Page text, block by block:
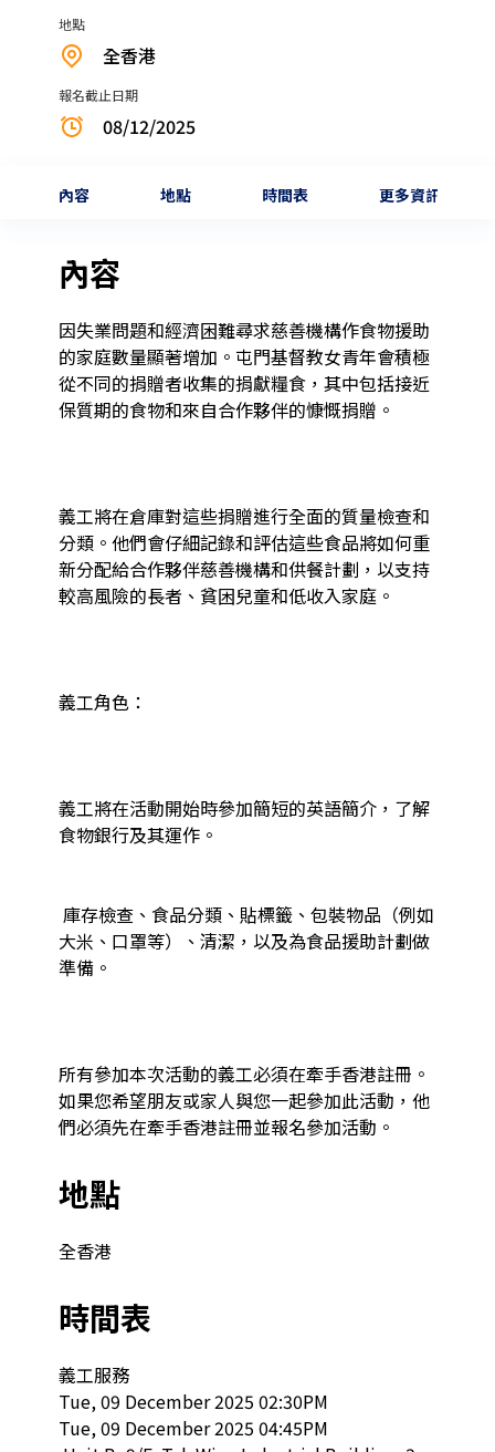
地點
全香港
報名截止日期
08/12/2025
內容 地點 時間表 更多資訊
內容
因失業問題和經濟困難尋求慈善機構作食物援助
的家庭數量顯著增加。屯門基督教女青年會積極
從不同的捐贈者收集的捐獻糧食，其中包括接近
保質期的食物和來自合作夥伴的慷慨捐贈。
義工將在倉庫對這些捐贈進行全面的質量檢查和
分類。他們會仔細記錄和評估這些食品將如何重
新分配給合作夥伴慈善機構和供餐計劃，以支持
較高風險的長者、貧困兒童和低收入家庭。
義工角色：
義工將在活動開始時參加簡短的英語簡介，了解
食物銀行及其運作。
大米、口罩等）、清潔，以及為食品援助計劃做
準備。
所有參加本次活動的義工必須在牽手香港註冊。
如果您希望朋友或家人與您一起參加此活動，他
們必須先在牽手香港註冊並報名參加活動。
地點
全香港
時間表
義工服務
Tue, 09 December 2025 02:30PM
Tue, 09 December 2025 04:45PM